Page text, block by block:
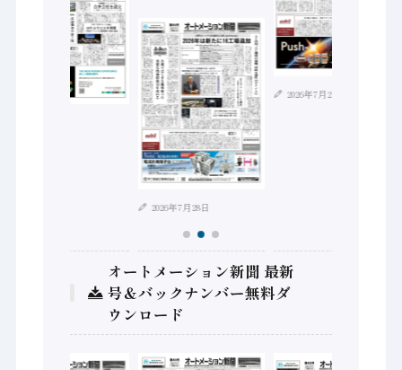
2026年7月28日
2026年7月21日
オートメーション新聞 最新
号＆バックナンバー無料ダ
ウンロード